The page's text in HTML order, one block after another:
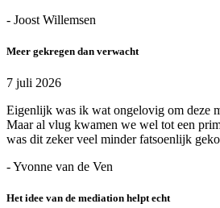
- Joost Willemsen
Meer gekregen dan verwacht
7 juli 2026
Eigenlijk was ik wat ongelovig om deze
Maar al vlug kwamen we wel tot een
was dit zeker veel minder fatsoenlijk
- Yvonne van de Ven
Het idee van de mediation helpt echt